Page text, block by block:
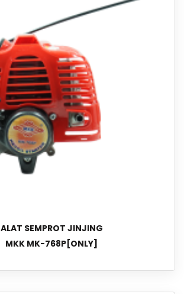
ALAT SEMPROT JINJING
MKK MK-768P[ONLY]